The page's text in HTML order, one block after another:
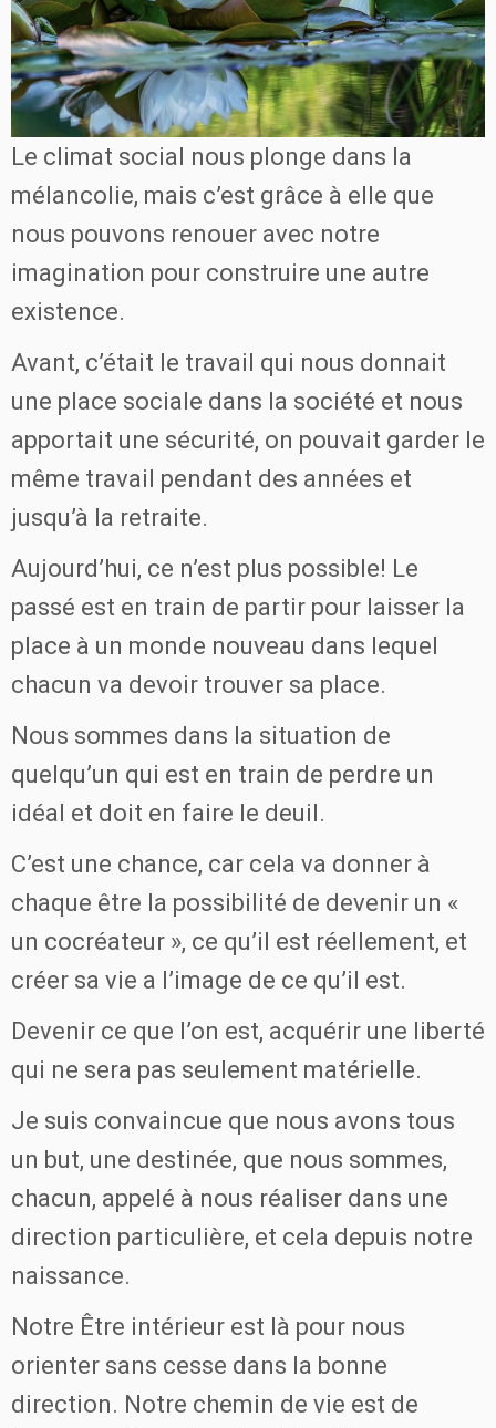
Le climat social nous plonge dans la
mélancolie, mais c’est grâce à elle que
nous pouvons renouer avec notre
imagination pour construire une autre
existence.
Avant, c’était le travail qui nous donnait
une place sociale dans la société et nous
apportait une sécurité, on pouvait garder le
même travail pendant des années et
jusqu’à la retraite.
Aujourd’hui, ce n’est plus possible! Le
passé est en train de partir pour laisser la
place à un monde nouveau dans lequel
chacun va devoir trouver sa place.
Nous sommes dans la situation de
quelqu’un qui est en train de perdre un
idéal et doit en faire le deuil.
C’est une chance, car cela va donner à
chaque être la possibilité de devenir un «
un cocréateur », ce qu’il est réellement, et
créer sa vie a l’image de ce qu’il est.
Devenir ce que l’on est, acquérir une liberté
qui ne sera pas seulement matérielle.
Je suis convaincue que nous avons tous
un but, une destinée, que nous sommes,
chacun, appelé à nous réaliser dans une
direction particulière, et cela depuis notre
naissance.
Notre Être intérieur est là pour nous
orienter sans cesse dans la bonne
direction. Notre chemin de vie est de